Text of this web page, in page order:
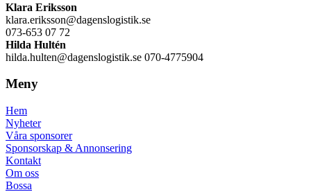
Klara Eriksson
klara.eriksson@dagenslogistik.se
073-653 07 72
Hilda Hultén
hilda.hulten@dagenslogistik.se 070-4775904
Meny
Hem
Nyheter
Våra sponsorer
Sponsorskap & Annonsering
Kontakt
Om oss
Bossa